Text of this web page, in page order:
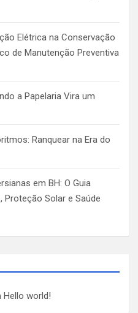
Elétrica na Conservação
de Manutenção Preventiva
a Papelaria Vira um
Ranquear na Era do
em BH: O Guia
Proteção Solar e Saúde
Hello world!